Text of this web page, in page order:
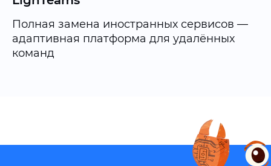
Полная замена иностранных сервисов —
адаптивная платформа для удалённых
команд